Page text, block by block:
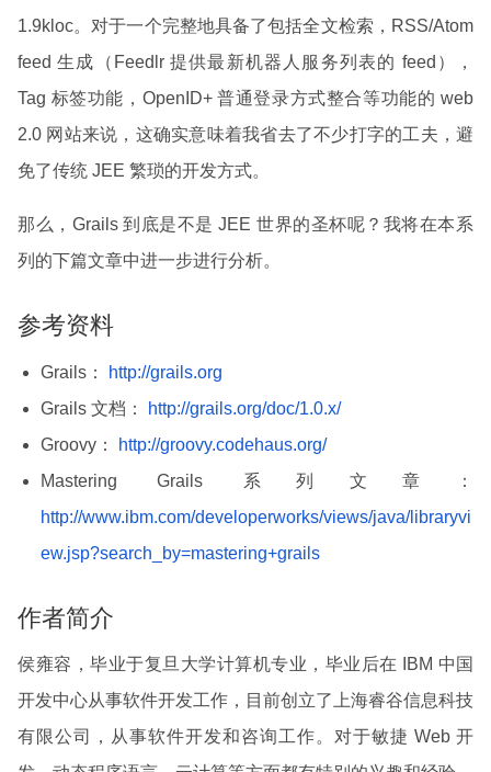
1.9kloc。对于一个完整地具备了包括全文检索，RSS/Atom
feed 生成（Feedlr 提供最新机器人服务列表的 feed），
Tag 标签功能，OpenID+ 普通登录方式整合等功能的 web
2.0 网站来说，这确实意味着我省去了不少打字的工夫，避
免了传统 JEE 繁琐的开发方式。
那么，Grails 到底是不是 JEE 世界的圣杯呢？我将在本系
列的下篇文章中进一步进行分析。
参考资料
Grails：
http://grails.org
Grails 文档：
http://grails.org/doc/1.0.x/
Groovy：
http://groovy.codehaus.org/
Mastering Grails 系列文章：
http://www.ibm.com/developerworks/views/java/libraryvi
ew.jsp?search_by=mastering+grails
作者简介
侯雍容，毕业于复旦大学计算机专业，毕业后在 IBM 中国
开发中心从事软件开发工作，目前创立了上海睿谷信息科技
有限公司，从事软件开发和咨询工作。对于敏捷 Web 开